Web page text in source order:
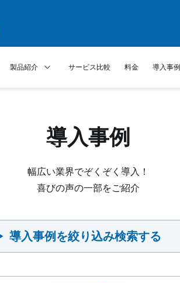
製品紹介 サービス比較 料金 導入事例
導入事例
幅広い業界でぞくぞく導入！
喜びの声の一部をご紹介
導入事例を絞り込み検索する